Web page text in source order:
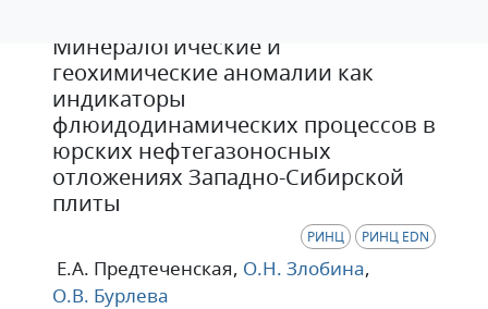
Минералогические и
геохимические аномалии как
индикаторы
флюидодинамических процессов в
юрских нефтегазоносных
отложениях Западно-Сибирской
плиты
РИНЦ РИНЦ EDN
Е.А. Предтеченская, О.Н. Злобина,
О.В. Бурлева